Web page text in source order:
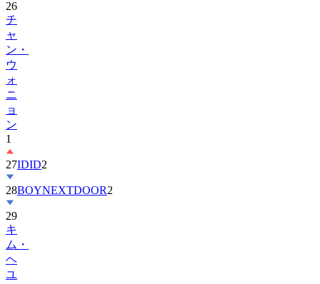
ャ
ン・
ウ
ォ
ニ
ョ
ン
1
27
28BOYNEXTDOOR
29
キ
ム・
ヘ
ユ
ン